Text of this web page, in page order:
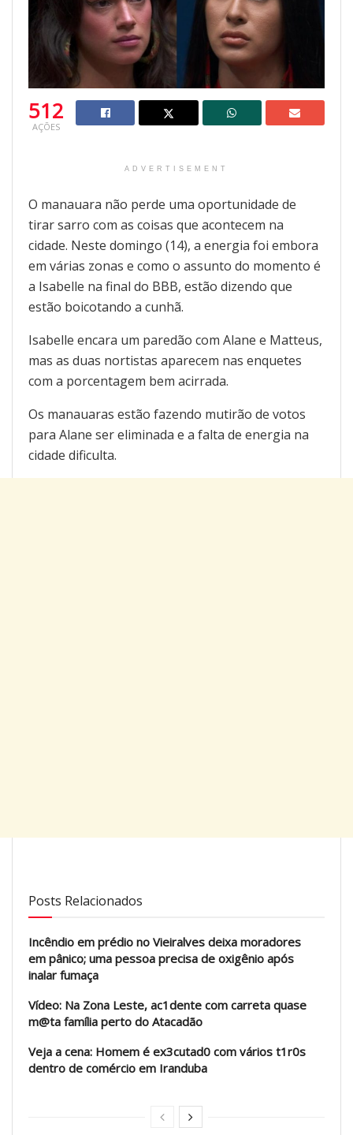
512
AÇÕES
ADVERTISEMENT
O manauara não perde uma oportunidade de
tirar sarro com as coisas que acontecem na
cidade. Neste domingo (14), a energia foi embora
em várias zonas e como o assunto do momento é
a Isabelle na final do BBB, estão dizendo que
estão boicotando a cunhã.
Isabelle encara um paredão com Alane e Matteus,
mas as duas nortistas aparecem nas enquetes
com a porcentagem bem acirrada.
Os manauaras estão fazendo mutirão de votos
para Alane ser eliminada e a falta de energia na
cidade dificulta.
Posts Relacionados
Incêndio em prédio no Vieiralves deixa moradores
em pânico; uma pessoa precisa de oxigênio após
inalar fumaça
Vídeo: Na Zona Leste, ac1dente com carreta quase
m@ta família perto do Atacadão
Veja a cena: Homem é ex3cutad0 com vários t1r0s
dentro de comércio em Iranduba